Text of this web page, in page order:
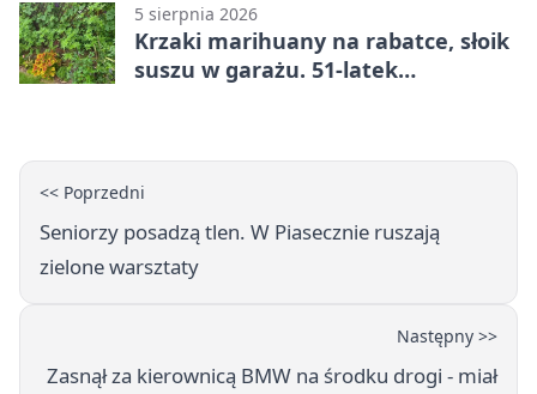
5 sierpnia 2026
Krzaki marihuany na rabatce, słoik
suszu w garażu. 51-latek
<< Poprzedni
Seniorzy posadzą tlen. W Piasecznie ruszają
zielone warsztaty
Następny >>
Zasnął za kierownicą BMW na środku drogi - miał